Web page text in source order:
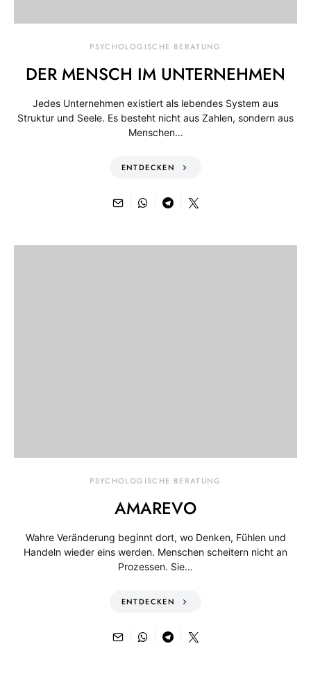
PSYCHOLOGISCHE BERATUNG
DER MENSCH IM UNTERNEHMEN
Jedes Unternehmen existiert als lebendes System aus
Struktur und Seele. Es besteht nicht aus Zahlen, sondern aus
Menschen…
ENTDECKEN
PSYCHOLOGISCHE BERATUNG
AMAREVO
Wahre Veränderung beginnt dort, wo Denken, Fühlen und
Handeln wieder eins werden. Menschen scheitern nicht an
Prozessen. Sie…
ENTDECKEN